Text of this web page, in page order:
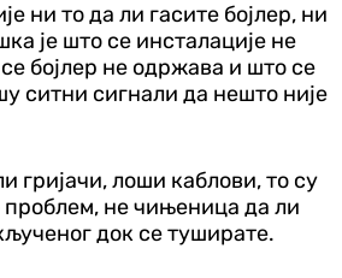
ни то да ли гасите бојлер, ни
је што се инсталације не
бојлер не одржава и што се
ситни сигнали да нешто није
гријачи, лоши каблови, то су
проблем, не чињеница да ли
док се туширате.